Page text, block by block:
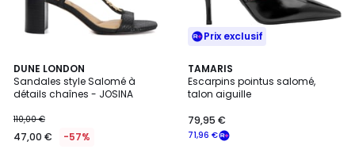
DUNE LONDON
Sandales style Salomé à
détails chaînes - JOSINA
110,00 €
47,00 € -57%
Prix exclusif
TAMARIS
Escarpins pointus salomé,
talon aiguille
71,96 €
79,95 €